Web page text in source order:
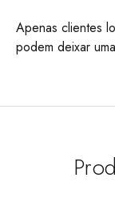
Apenas clientes
podem deixar